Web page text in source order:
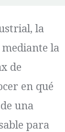
la
mediante la
de
en qué
una
para